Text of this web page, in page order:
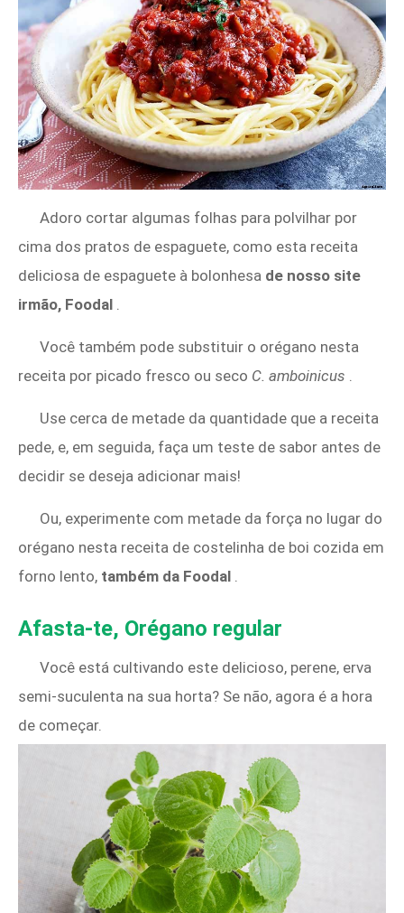
Adoro cortar algumas folhas para polvilhar por
cima dos pratos de espaguete, como esta receita
deliciosa de espaguete à bolonhesa de nosso site
irmão, Foodal .
Você também pode substituir o orégano nesta
receita por picado fresco ou seco C. amboinicus .
Use cerca de metade da quantidade que a receita
pede, e, em seguida, faça um teste de sabor antes de
decidir se deseja adicionar mais!
Ou, experimente com metade da força no lugar do
orégano nesta receita de costelinha de boi cozida em
forno lento, também da Foodal .
Afasta-te, Orégano regular
Você está cultivando este delicioso, perene, erva
semi-suculenta na sua horta? Se não, agora é a hora
de começar.